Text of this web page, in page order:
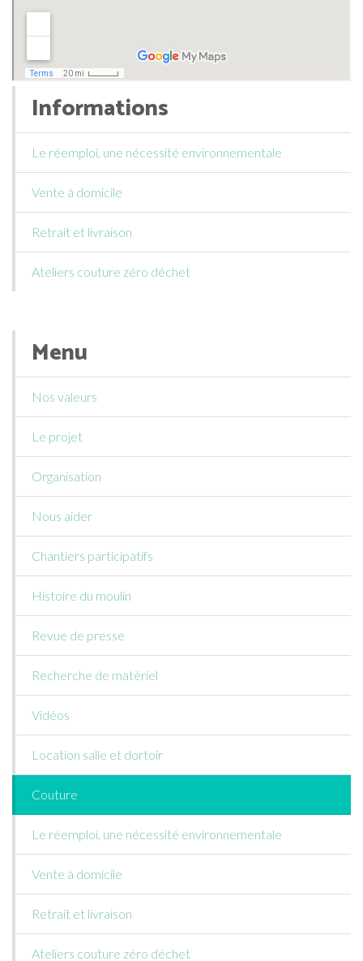
Informations
Le réemploi, une nécessité environnementale
Vente à domicile
Retrait et livraison
Ateliers couture zéro déchet
Menu
Nos valeurs
Le projet
Organisation
Nous aider
Chantiers participatifs
Histoire du moulin
Revue de presse
Recherche de matériel
Vidéos
Location salle et dortoir
Couture
Le réemploi, une nécessité environnementale
Vente à domicile
Retrait et livraison
Ateliers couture zéro déchet